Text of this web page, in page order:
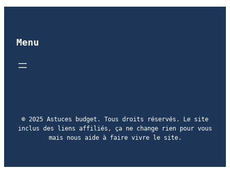
Menu
© 2025 Astuces budget. Tous droits réservés. Le site
inclus des liens affiliés, ça ne change rien pour vous
mais nous aide à faire vivre le site.